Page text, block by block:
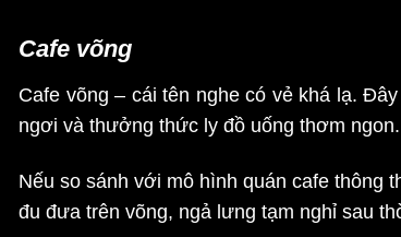
Cafe võng
Cafe võng – cái tên nghe có vẻ khá lạ.
ngơi và thưởng thức ly đồ uống thơm ngon.
Nếu so sánh với mô hình quán cafe thông
đu đưa trên võng, ngả lưng tạm nghỉ sau